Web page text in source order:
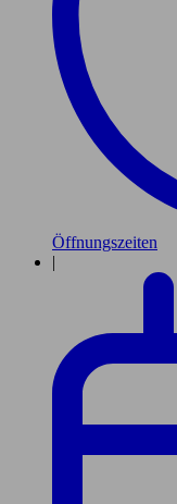
Öffnungszeiten
|